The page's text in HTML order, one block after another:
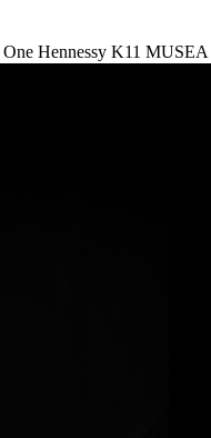
One Hennessy K11 MUSEA